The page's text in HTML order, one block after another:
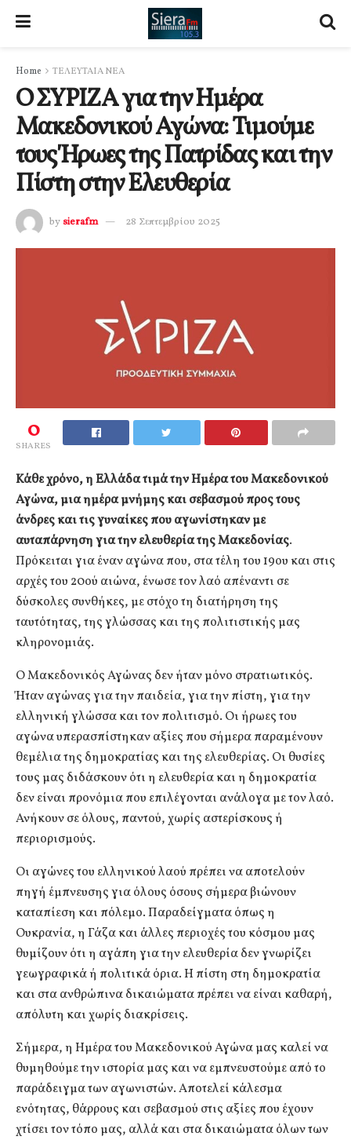
Home ΤΕΛΕΥΤΑΙΑ ΝΕΑ
Ο ΣΥΡΙΖΑ για την Ημέρα
Μακεδονικού Αγώνα: Τιμούμε
τους Ήρωες της Πατρίδας και την
Πίστη στην Ελευθερία
by sierafm 28 Σεπτεμβρίου 2025
0
SHARES
Κάθε χρόνο, η Ελλάδα τιμά την Ημέρα του Μακεδονικού
Αγώνα, μια ημέρα μνήμης και σεβασμού προς τους
άνδρες και τις γυναίκες που αγωνίστηκαν με
αυταπάρνηση για την ελευθερία της Μακεδονίας.
Πρόκειται για έναν αγώνα που, στα τέλη του 19ου και στις
αρχές του 20ού αιώνα, ένωσε τον λαό απέναντι σε
δύσκολες συνθήκες, με στόχο τη διατήρηση της
ταυτότητας, της γλώσσας και της πολιτιστικής μας
κληρονομιάς.
Ο Μακεδονικός Αγώνας δεν ήταν μόνο στρατιωτικός.
Ήταν αγώνας για την παιδεία, για την πίστη, για την
ελληνική γλώσσα και τον πολιτισμό. Οι ήρωες του
αγώνα υπερασπίστηκαν αξίες που σήμερα παραμένουν
θεμέλια της δημοκρατίας και της ελευθερίας. Οι θυσίες
τους μας διδάσκουν ότι η ελευθερία και η δημοκρατία
δεν είναι προνόμια που επιλέγονται ανάλογα με τον λαό.
Ανήκουν σε όλους, παντού, χωρίς αστερίσκους ή
περιορισμούς.
Οι αγώνες του ελληνικού λαού πρέπει να αποτελούν
πηγή έμπνευσης για όλους όσους σήμερα βιώνουν
καταπίεση και πόλεμο. Παραδείγματα όπως η
Ουκρανία, η Γάζα και άλλες περιοχές του κόσμου μας
θυμίζουν ότι η αγάπη για την ελευθερία δεν γνωρίζει
γεωγραφικά ή πολιτικά όρια. Η πίστη στη δημοκρατία
και στα ανθρώπινα δικαιώματα πρέπει να είναι καθαρή,
απόλυτη και χωρίς διακρίσεις.
Σήμερα, η Ημέρα του Μακεδονικού Αγώνα μας καλεί να
θυμηθούμε την ιστορία μας και να εμπνευστούμε από το
παράδειγμα των αγωνιστών. Αποτελεί κάλεσμα
ενότητας, θάρρους και σεβασμού στις αξίες που έχουν
χτίσει τον τόπο μας, αλλά και στα δικαιώματα όλων των